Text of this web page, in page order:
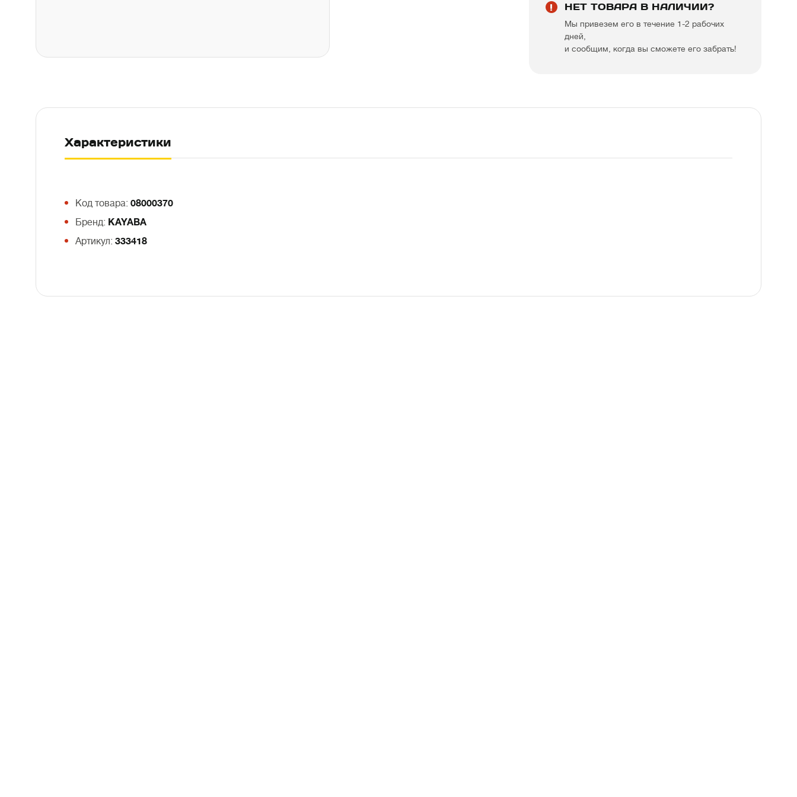
НЕТ ТОВАРА В НАЛИЧИИ?
Мы привезем его в течение 1-2 рабочих
дней,
и сообщим, когда вы сможете его забрать!
Характеристики
Код товара: 08000370
Бренд: KAYABA
Артикул: 333418